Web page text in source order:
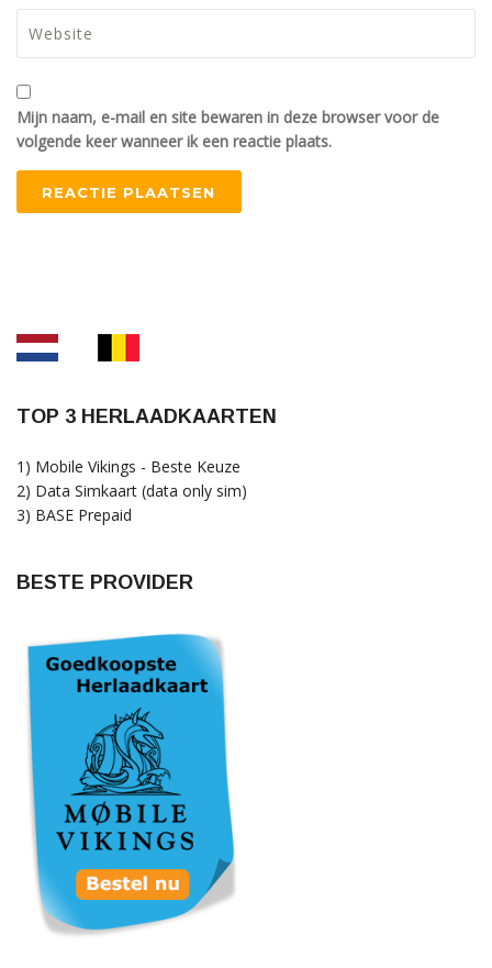
Mijn naam, e-mail en site bewaren in deze browser voor de
volgende keer wanneer ik een reactie plaats.
TOP 3 HERLAADKAARTEN
1) Mobile Vikings - Beste Keuze
2) Data Simkaart (data only sim)
3) BASE Prepaid
BESTE PROVIDER